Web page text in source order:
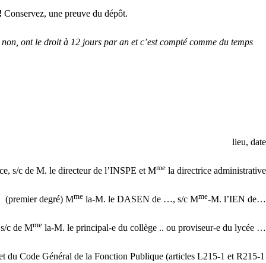
Conservez, une preuve du dépôt.
ont le droit à 12 jours par an et c’est compté comme du temps
lieu, date
s/c de M. le directeur de l’INSPE et Mme la directrice administrative
(premier degré) Mme la-M. le DASEN de …, s/c Mme-M. l’IEN de…
c de Mme la-M. le principal-e du collège .. ou proviseur-e du lycée …
du Code Général de la Fonction Publique (articles L215-1 et R215-1